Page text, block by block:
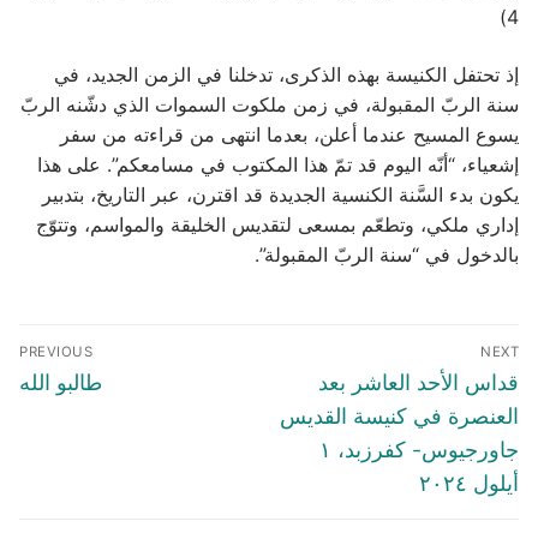
4)
إذ تحتفل الكنيسة بهذه الذكرى، تدخلنا في الزمن الجديد، في
سنة الربّ المقبولة، في زمن ملكوت السموات الذي دشّنه الربّ
يسوع المسيح عندما أعلن، بعدما انتهى من قراءته من سفر
إشعياء، “أنّه اليوم قد تمّ هذا المكتوب في مسامعكم”. على هذا
يكون بدء السَّنة الكنسية الجديدة قد اقترن، عبر التاريخ، بتدبير
إداري ملكي، وتطعّم بمسعى لتقديس الخليقة والمواسم، وتتوّج
بالدخول في “سنة الربّ المقبولة”.
Post
navigation
PREVIOUS
Previous
طالبو الله
NEXT
Next
post:
قداس الأحد العاشر بعد
العنصرة في كنيسة القديس
جاورجيوس- كفرزبد، ١
أيلول ٢٠٢٤